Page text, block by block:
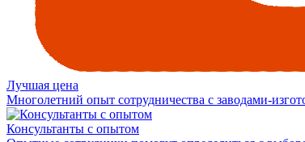
Лучшая цена
Многолетний опыт сотрудничества с заводами-
Консультанты с опытом